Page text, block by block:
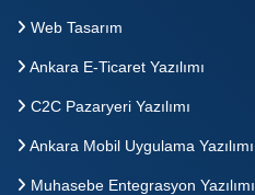
Web Tasarım
Ankara E-Ticaret Yazılımı
C2C Pazaryeri Yazılımı
Ankara Mobil Uygulama Yazılımı
Muhasebe Entegrasyon Yazılımı